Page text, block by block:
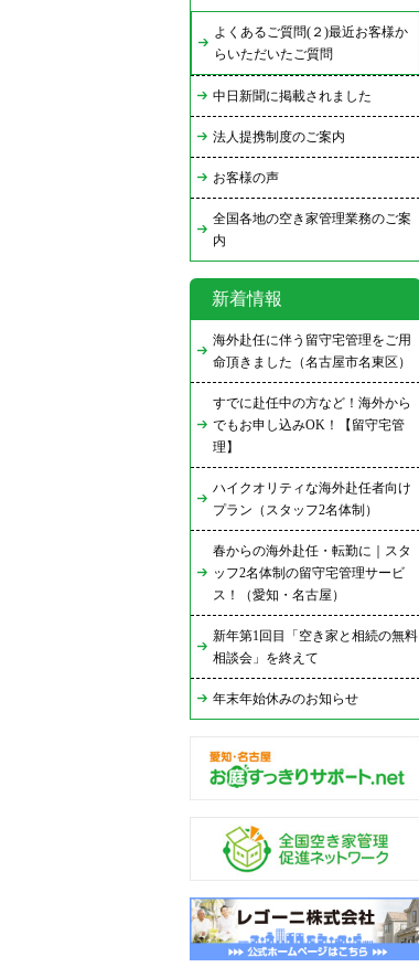
よくあるご質問(２)最近お客様か
らいただいたご質問
中日新聞に掲載されました
法人提携制度のご案内
お客様の声
全国各地の空き家管理業務のご案
内
新着情報
海外赴任に伴う留守宅管理をご用
命頂きました（名古屋市名東区）
すでに赴任中の方など！海外から
でもお申し込みOK！【留守宅管
理】
ハイクオリティな海外赴任者向け
プラン（スタッフ2名体制）
春からの海外赴任・転勤に｜スタ
ッフ2名体制の留守宅管理サービ
ス！（愛知・名古屋）
新年第1回目「空き家と相続の無料
相談会」を終えて
年末年始休みのお知らせ